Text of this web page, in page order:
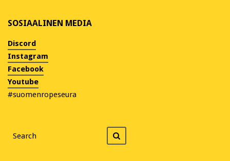
SOSIAALINEN MEDIA
Discord
Instagram
Facebook
Youtube
#suomenropeseura
for